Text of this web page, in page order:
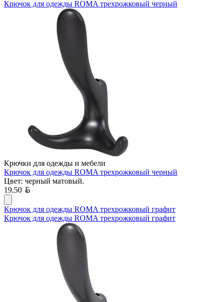
Крючок для одежды ROMA трехрожковый черный
Крючки для одежды и мебели
Крючок для одежды ROMA трехрожковый черный
Цвет: черный матовый.
19,50
Крючок для одежды ROMA трехрожковый графит
Крючок для одежды ROMA трехрожковый графит